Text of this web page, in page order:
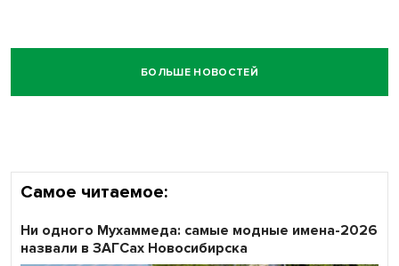
БОЛЬШЕ НОВОСТЕЙ
Самое читаемое:
Ни одного Мухаммеда: самые модные имена-2026
назвали в ЗАГСах Новосибирска